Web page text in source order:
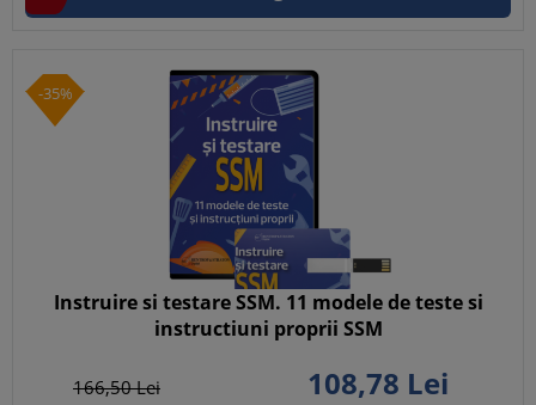
-35%
Instruire si testare SSM. 11 modele de teste si
instructiuni proprii SSM
166,50Lei 108,78 Lei